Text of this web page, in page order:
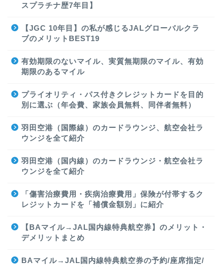
スプラチナ歴7年目】
【JGC 10年目】の私が感じるJALグローバルクラ
ブのメリットBEST19
有効期限のないマイル、実質無期限のマイル、有効
期限のあるマイル
プライオリティ・パス付きクレジットカードを目的
別に選ぶ（年会費、家族会員無料、同伴者無料）
羽田空港（国際線）のカードラウンジ、航空会社ラ
ウンジを全て紹介
羽田空港（国内線）のカードラウンジ・航空会社ラ
ウンジを全て紹介
「傷害治療費用・疾病治療費用」保険が付帯するク
レジットカードを「補償金額別」に紹介
【BAマイル→JAL国内線特典航空券】のメリット・
デメリットまとめ
BAマイル→JAL国内線特典航空券の予約/座席指定/